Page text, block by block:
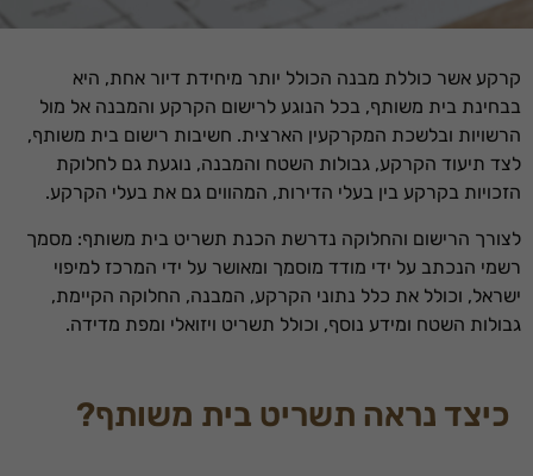
קרקע אשר כוללת מבנה הכולל יותר מיחידת דיור אחת, היא
בבחינת בית משותף, בכל הנוגע לרישום הקרקע והמבנה אל מול
הרשויות ובלשכת המקרקעין הארצית. חשיבות רישום בית משותף,
לצד תיעוד הקרקע, גבולות השטח והמבנה, נוגעת גם לחלוקת
הזכויות בקרקע בין בעלי הדירות, המהווים גם את בעלי הקרקע.
לצורך הרישום והחלוקה נדרשת הכנת תשריט בית משותף: מסמך
רשמי הנכתב על ידי מודד מוסמך ומאושר על ידי המרכז למיפוי
ישראל, וכולל את כלל נתוני הקרקע, המבנה, החלוקה הקיימת,
גבולות השטח ומידע נוסף, וכולל תשריט ויזואלי ומפת מדידה.
כיצד נראה תשריט בית משותף?